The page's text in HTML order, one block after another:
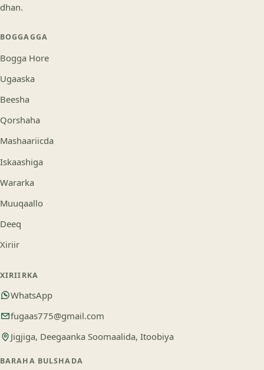
dhan.
BOGGAGGA
Bogga Hore
Ugaaska
Beesha
Qorshaha
Mashaariicda
Iskaashiga
Wararka
Muuqaallo
Deeq
Xiriir
XIRIIRKA
WhatsApp
fugaas775@gmail.com
Jigjiga, Deegaanka Soomaalida, Itoobiya
BARAHA BULSHADA